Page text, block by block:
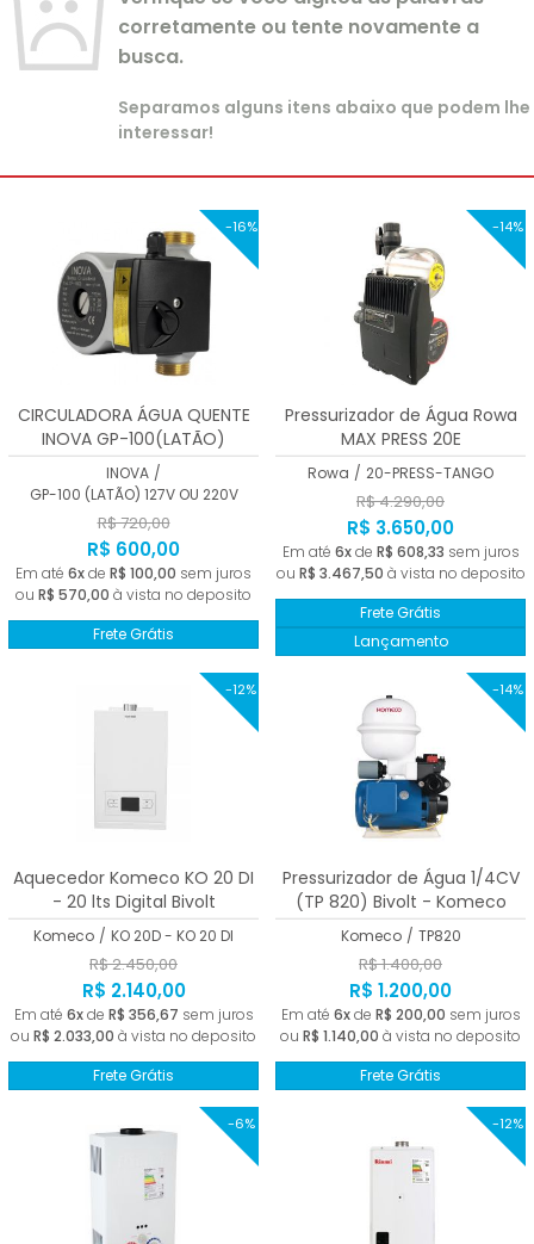
corretamente ou tente novamente a
busca.
Separamos alguns itens abaixo que podem lhe
interessar!
-16%
CIRCULADORA ÁGUA QUENTE
INOVA GP-100(LATÃO)
INOVA /
GP-100 (LATÃO) 127V OU 220V
R$ 720,00
R$ 600,00
Em até 6xde R$ 100,00 sem juros
ou R$ 570,00 à vista no deposito
Frete Grátis
-14%
Pressurizador de Água Rowa
MAX PRESS 20E
Rowa / 20-PRESS-TANGO
R$ 4.290,00
R$ 3.650,00
Em até 6xde R$ 608,33 sem juros
ou R$ 3.467,50 à vista no deposito
Frete Grátis
Lançamento
-12%
Aquecedor Komeco KO 20 DI
- 20 lts Digital Bivolt
Komeco / KO 20D - KO 20 DI
R$ 2.450,00
R$ 2.140,00
Em até 6xde R$ 356,67 sem juros
ou R$ 2.033,00 à vista no deposito
Frete Grátis
-14%
Pressurizador de Água 1/4CV
(TP 820) Bivolt - Komeco
Komeco / TP820
R$ 1.400,00
R$ 1.200,00
Em até 6xde R$ 200,00 sem juros
ou R$ 1.140,00 à vista no deposito
Frete Grátis
-6% -12%